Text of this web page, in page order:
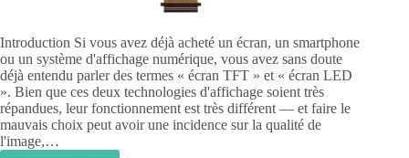
Introduction Si vous avez déjà acheté un écran, un smartphone
ou un système d'affichage numérique, vous avez sans doute
déjà entendu parler des termes « écran TFT » et « écran LED
». Bien que ces deux technologies d'affichage soient très
répandues, leur fonctionnement est très différent — et faire le
mauvais choix peut avoir une incidence sur la qualité de
l'image,…